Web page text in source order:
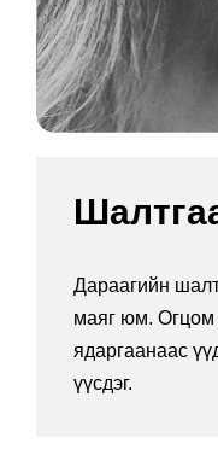
Дараагийн
маяг юм. Огцом
ядаргаанаас
үүсдэг.